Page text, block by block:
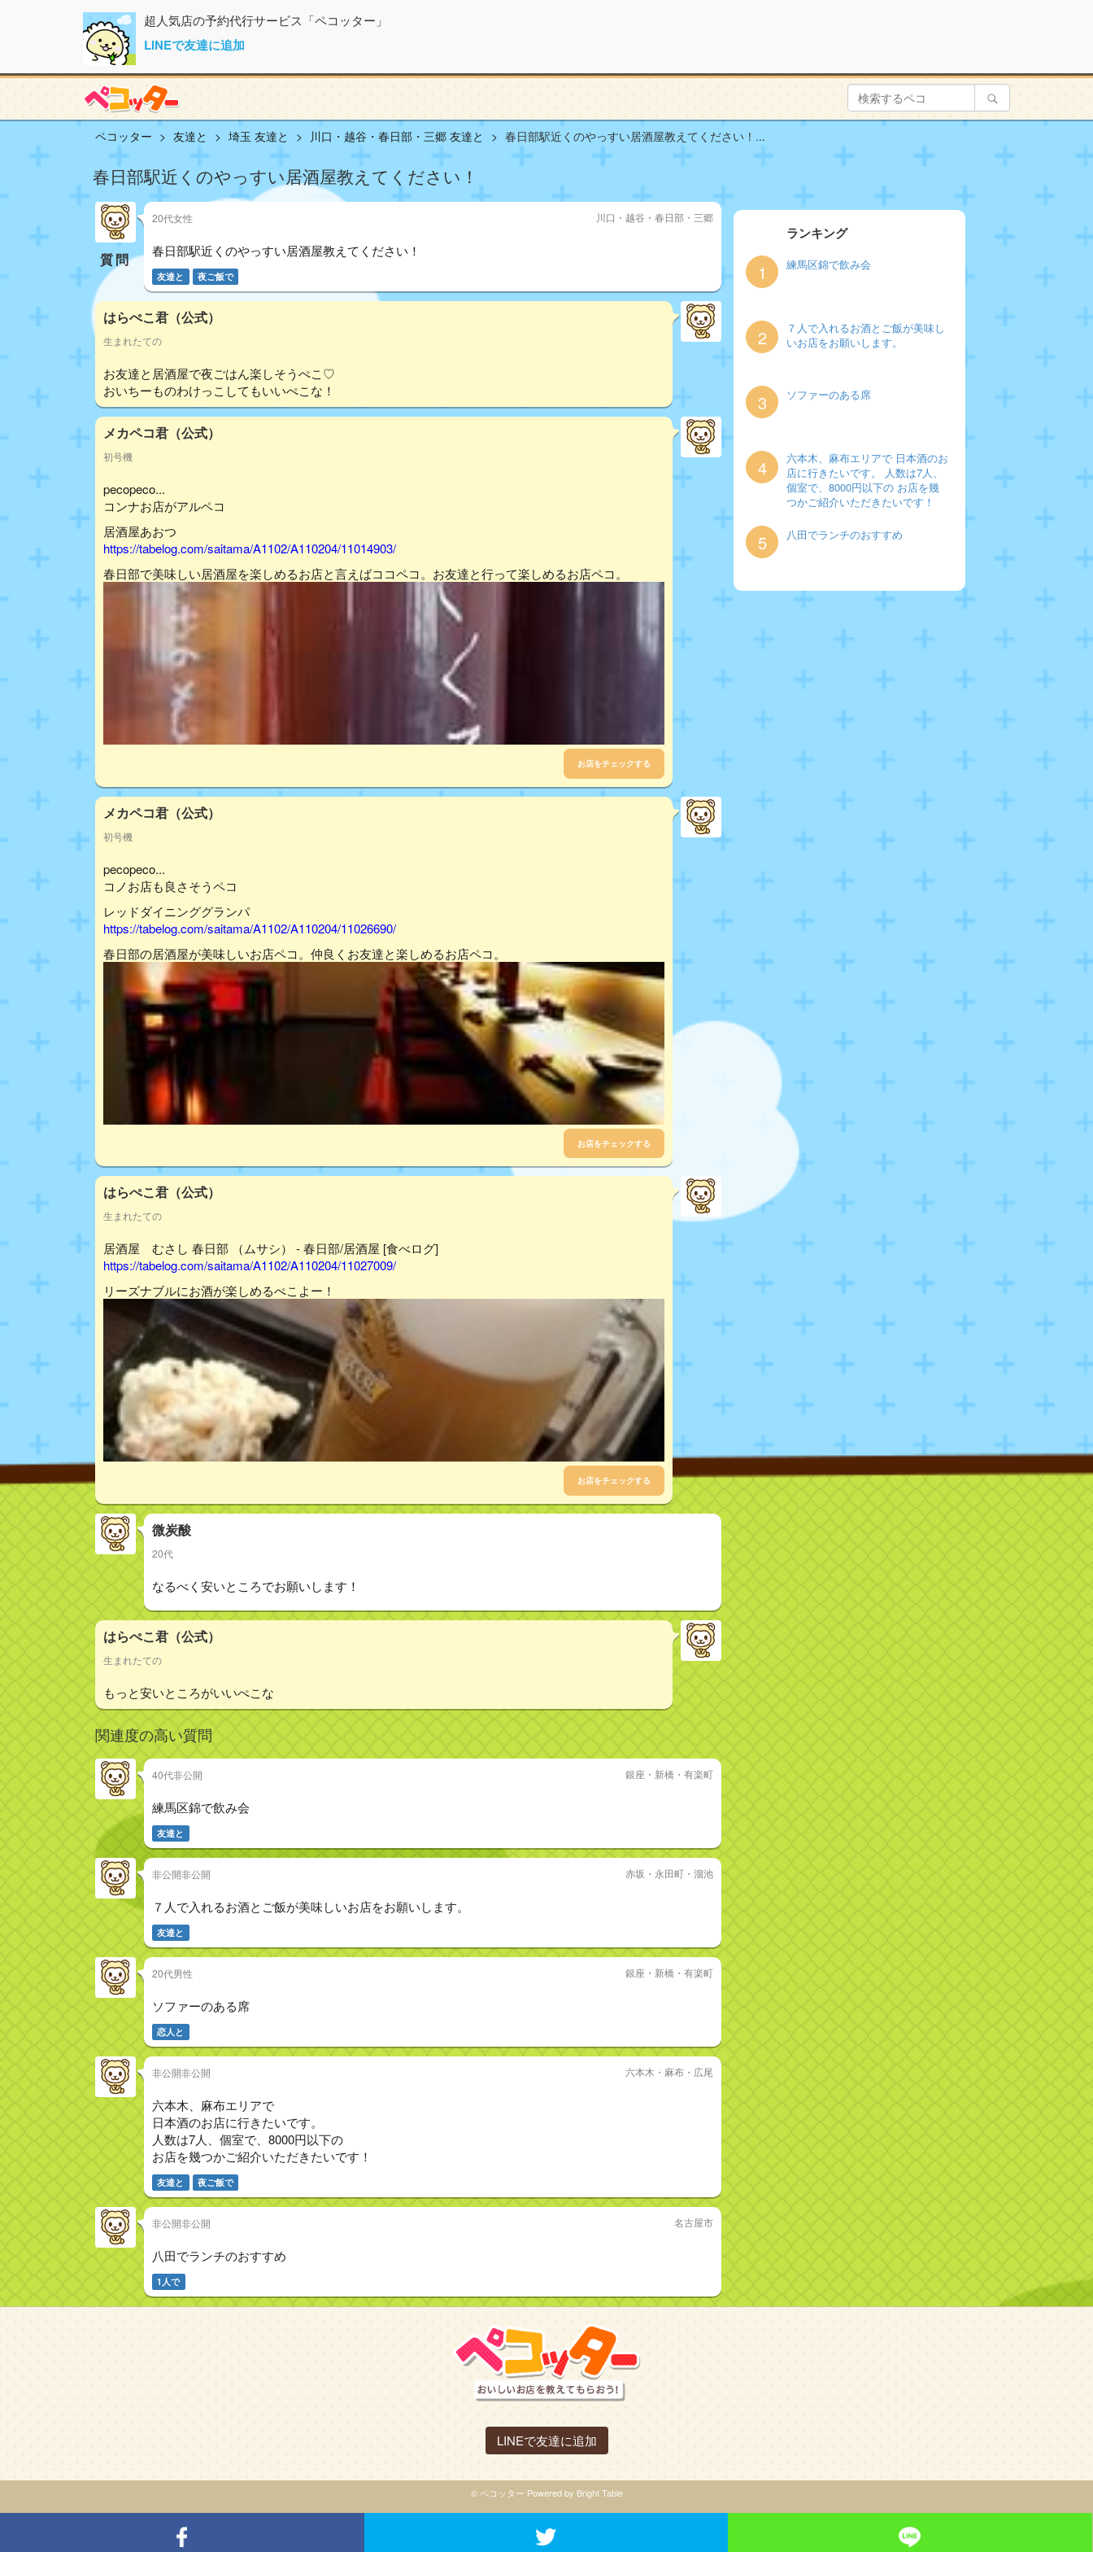
超人気店の予約代行サービス「ペコッター」
LINEで友達に追加
ペコッター 友達と 埼玉 友達と 川口・越谷・春日部・三郷 友達と 春日部駅近くのやっすい居酒屋教えてください！...
春日部駅近くのやっすい居酒屋教えてください！
質問
20代女性 川口・越谷・春日部・三郷
春日部駅近くのやっすい居酒屋教えてください！
友達と 夜ご飯で
はらぺこ君（公式）
生まれたての
お友達と居酒屋で夜ごはん楽しそうぺこ♡
おいちーものわけっこしてもいいぺこな！
メカペコ君（公式）
初号機
pecopeco...
コンナお店がアルペコ
居酒屋あおつ
https://tabelog.com/saitama/A1102/A110204/11014903/
春日部で美味しい居酒屋を楽しめるお店と言えばココペコ。お友達と行って楽しめるお店ペコ。
お店をチェックする
メカペコ君（公式）
初号機
pecopeco...
コノお店も良さそうペコ
レッドダイニンググランパ
https://tabelog.com/saitama/A1102/A110204/11026690/
春日部の居酒屋が美味しいお店ペコ。仲良くお友達と楽しめるお店ペコ。
お店をチェックする
はらぺこ君（公式）
生まれたての
居酒屋 むさし 春日部 （ムサシ） - 春日部/居酒屋 [食べログ]
https://tabelog.com/saitama/A1102/A110204/11027009/
リーズナブルにお酒が楽しめるぺこよー！
お店をチェックする
微炭酸
20代
なるべく安いところでお願いします！
はらぺこ君（公式）
生まれたての
もっと安いところがいいぺこな
関連度の高い質問
40代非公開 銀座・新橋・有楽町
練馬区錦で飲み会
友達と
非公開非公開 赤坂・永田町・溜池
７人で入れるお酒とご飯が美味しいお店をお願いします。
友達と
20代男性 銀座・新橋・有楽町
ソファーのある席
恋人と
非公開非公開 六本木・麻布・広尾
六本木、麻布エリアで
日本酒のお店に行きたいです。
人数は7人、個室で、8000円以下の
お店を幾つかご紹介いただきたいです！
友達と 夜ご飯で
非公開非公開 名古屋市
八田でランチのおすすめ
1人で
ランキング
1 練馬区錦で飲み会
2
７人で入れるお酒とご飯が美味し
いお店をお願いします。
3 ソファーのある席
4
六本木、麻布エリアで 日本酒のお
店に行きたいです。 人数は7人、
個室で、8000円以下の お店を幾
つかご紹介いただきたいです！
5 八田でランチのおすすめ
LINEで友達に追加
© ペコッター Powered by Bright Table